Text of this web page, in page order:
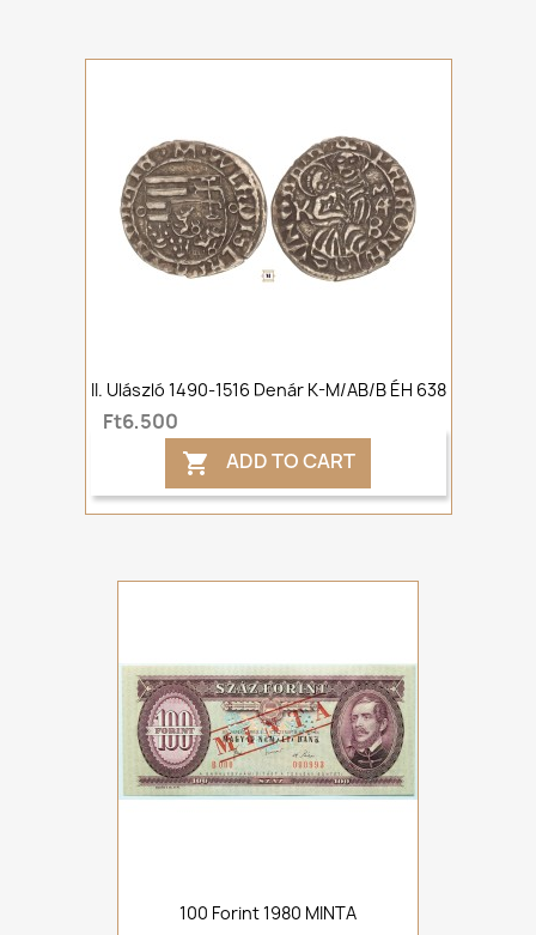
II. Ulászló 1490-1516 Denár K-M/AB/B ÉH 638
Ft6,500
 ADD TO CART
100 Forint 1980 MINTA